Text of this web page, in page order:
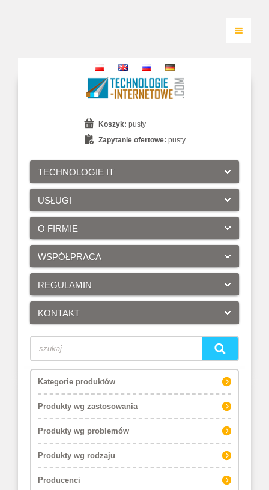
TECHNOLOGIE IT
USŁUGI
O FIRMIE
WSPÓŁPRACA
REGULAMIN
KONTAKT
Koszyk: pusty
Zapytanie ofertowe: pusty
Kategorie produktów
Produkty wg zastosowania
Produkty wg problemów
Produkty wg rodzaju
Producenci